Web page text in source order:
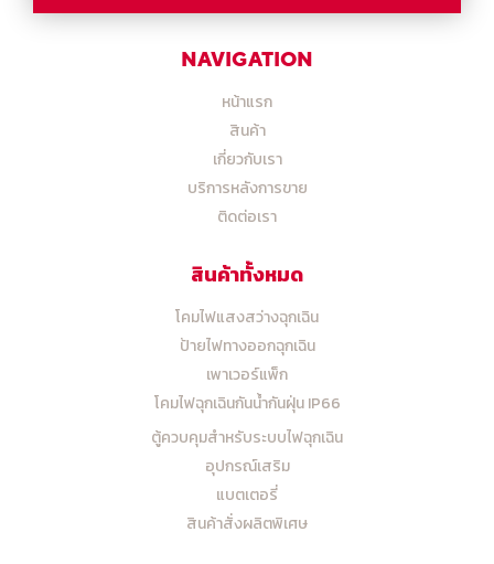
NAVIGATION
หน้าแรก
สินค้า
เกี่ยวกับเรา
บริการหลังการขาย
ติดต่อเรา
สินค้าทั้งหมด
โคมไฟแสงสว่างฉุกเฉิน
ป้ายไฟทางออกฉุกเฉิน
เพาเวอร์แพ็ก
โคมไฟฉุกเฉินกันน้ำกันฝุ่น IP66
ตู้ควบคุมสำหรับระบบไฟฉุกเฉิน
อุปกรณ์เสริม
แบตเตอรี่
สินค้าสั่งผลิตพิเศษ